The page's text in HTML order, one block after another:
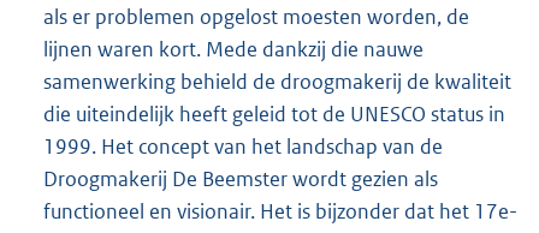
als er problemen opgelost moesten worden, de
lijnen waren kort. Mede dankzij die nauwe
samenwerking behield de droogmakerij de kwaliteit
die uiteindelijk heeft geleid tot de UNESCO status in
1999. Het concept van het landschap van de
Droogmakerij De Beemster wordt gezien als
functioneel en visionair. Het is bijzonder dat het 17e-